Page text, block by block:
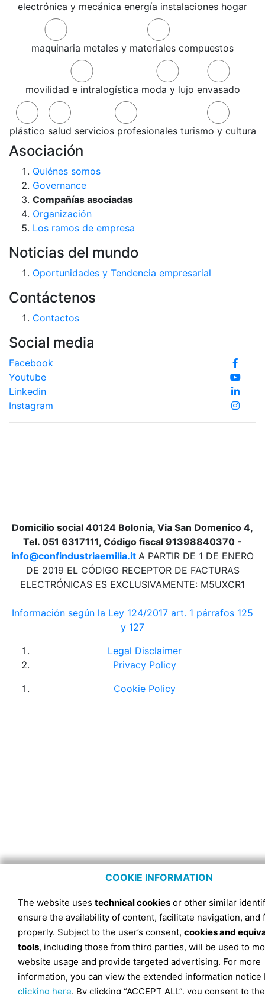
electrónica y mecánica energía instalaciones hogar
maquinaria metales y materiales compuestos
movilidad e intralogística moda y lujo envasado
plástico salud servicios profesionales turismo y cultura
Asociación
Quiénes somos
Governance
Compañías asociadas
Organización
Los ramos de empresa
Noticias del mundo
Oportunidades y Tendencia empresarial
Contáctenos
Contactos
Social media
Facebook
Youtube
Linkedin
Instagram
Domicilio social 40124 Bolonia, Via San Domenico 4,
Tel. 051 6317111, Código fiscal 91398840370 -
info@confindustriaemilia.it A PARTIR DE 1 DE ENERO
DE 2019 EL CÓDIGO RECEPTOR DE FACTURAS
ELECTRÓNICAS ES EXCLUSIVAMENTE: M5UXCR1
Información según la Ley 124/2017 art. 1 párrafos 125
y 127
Legal Disclaimer
Privacy Policy
Cookie Policy
COOKIE INFORMATION
The website uses technical cookies or other similar
ensure the availability of content, facilitate navigation, and
properly. Subject to the user’s consent, cookies and
tools, including those from third parties, will be used to
website usage and provide targeted advertising. For more
information, you can view the extended information notice
clicking here. By clicking “ACCEPT ALL”, you consent to